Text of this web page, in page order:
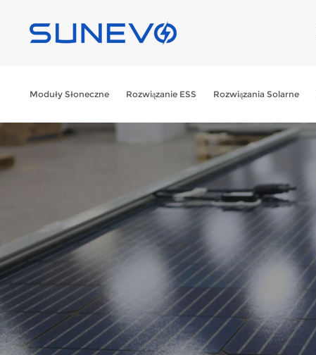
Moduły Słoneczne Rozwiązanie ESS Rozwiązania Solarne